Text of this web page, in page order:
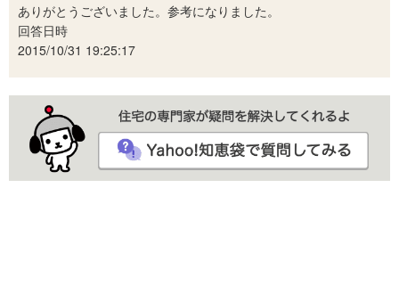
ありがとうございました。参考になりました。
回答日時
2015/10/31 19:25:17